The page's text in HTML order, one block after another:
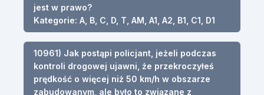
jest w prawo?
Kategorie: A, B, C, D, T, AM, A1, A2, B1, C1, D1
10961) Jak postąpi policjant, jeżeli podczas
kontroli drogowej ujawni, że przekroczyłeś
prędkość o więcej niż 50 km/h w obszarze
zabudowanym, ale było to związane z